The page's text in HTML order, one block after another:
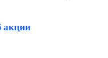
акции